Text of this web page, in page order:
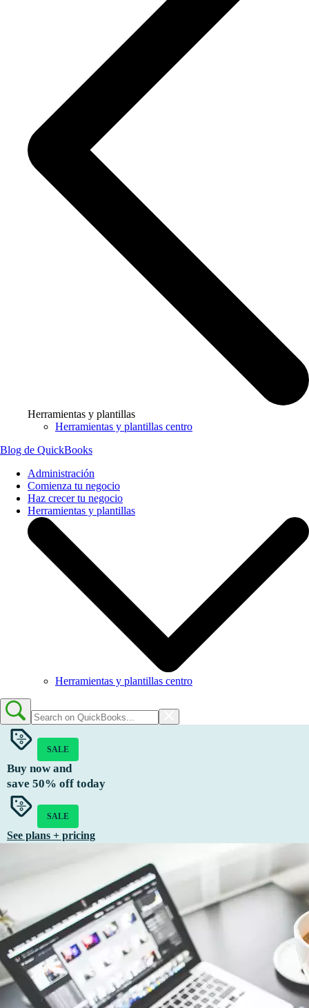
Herramientas y plantillas
Herramientas y plantillas centro
Blog de QuickBooks
Administración
Comienza tu negocio
Haz crecer tu negocio
Herramientas y plantillas
Herramientas y plantillas centro
SALE
Buy now and
save 50% off today
SALE
See plans + pricing